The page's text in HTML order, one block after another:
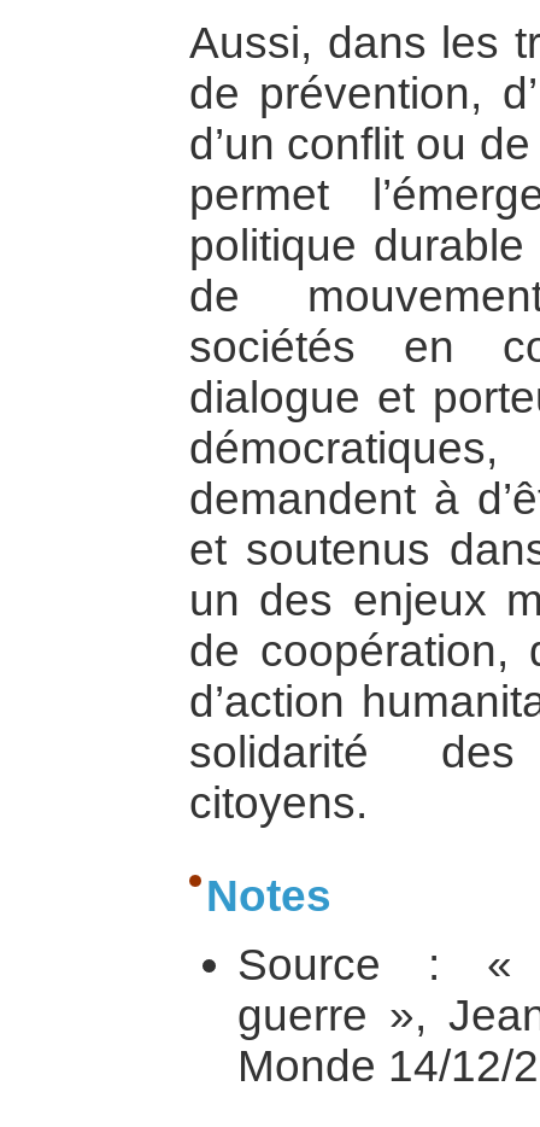
Aussi, dans les
de prévention,
d’un conflit ou
permet
politique durable
de
sociétés en
dialogue et
demandent à
et soutenus
un des enjeux
de coopération,
d’action
solidarité
citoyens.
Notes
Source : «
guerre »,
Monde 14/12/